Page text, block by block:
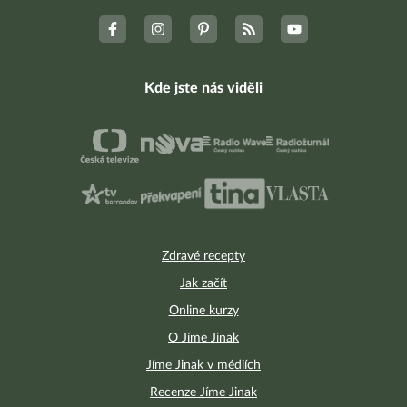
Zdravé recepty
Jak začít
Online kurzy
O Jíme Jinak
Jíme Jinak v médiích
Recenze Jíme Jinak
Kde jste nás viděli